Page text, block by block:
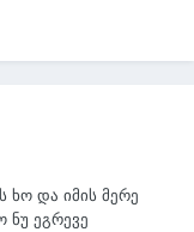
ხო და იმის მერე
ნუ ეგრევე